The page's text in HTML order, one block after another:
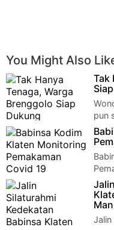
You Might Also
Tak
pun
Gemawang, Desa
- Babinsa Demangan
Jalin